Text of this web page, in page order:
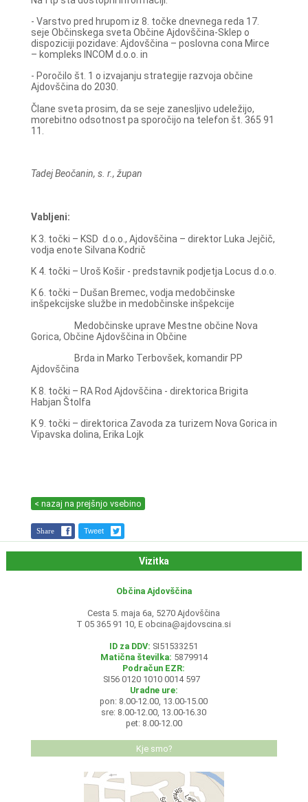
- Varstvo pred hrupom iz 8. točke dnevnega reda 17.
seje Občinskega sveta Občine Ajdovščina-Sklep o
dispoziciji pozidave: Ajdovščina – poslovna cona Mirce
– kompleks INCOM d.o.o. in
- Poročilo št. 1 o izvajanju strategije razvoja občine
Ajdovščina do 2030.
Člane sveta prosim, da se seje zanesljivo udeležijo,
morebitno odsotnost pa sporočijo na telefon št. 365 91
11.
Tadej Beočanin, s. r., župan
Vabljeni:
K 3. točki – KSD d.o.o., Ajdovščina – direktor Luka Jejčič,
vodja enote Silvana Kodrič
K 4. točki – Uroš Košir - predstavnik podjetja Locus d.o.o.
K 6. točki – Dušan Bremec, vodja medobčinske
inšpekcijske službe in medobčinske inšpekcije
Medobčinske uprave Mestne občine Nova
Gorica, Občine Ajdovščina in Občine
Brda in Marko Terbovšek, komandir PP
Ajdovščina
K 8. točki – RA Rod Ajdovščina - direktorica Brigita
Habjan Štolfa
K 9. točki – direktorica Zavoda za turizem Nova Gorica in
Vipavska dolina, Erika Lojk
< nazaj na prejšnjo vsebino
Share Tweet
Vizitka
Občina Ajdovščina
Cesta 5. maja 6a, 5270 Ajdovščina
T 05 365 91 10, E obcina@ajdovscina.si
ID za DDV: SI51533251
Matična številka: 5879914
Podračun EZR:
SI56 0120 1010 0014 597
Uradne ure:
pon: 8.00-12.00, 13.00-15.00
sre: 8.00-12.00, 13.00-16.30
pet: 8.00-12.00
Kje smo?